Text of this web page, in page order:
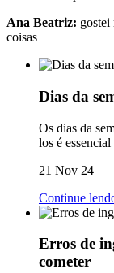
Ana Beatriz: gostei
coisas
Dias da
Os dias da
los é
21 Nov 24
Continue
Erros de
cometer